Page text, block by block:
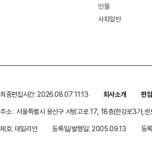
인물
사회일반
최종편집시간: 2026.08.07 11:13 회사소개 편
주소 : 서울특별시 용산구 서빙고로 17, 18층(한강로3가,센
제호: 데일리안
등록일/발행일: 2005.09.13 등